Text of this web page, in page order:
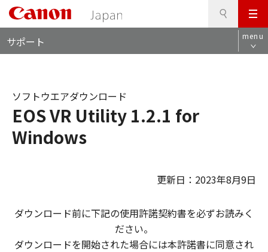
メ
ニ
ュ
サポート menu
EOS VR Utility 1.2.1 for
Windows
ソフトウエアダウンロード
更新日：2023年8月9日
ダウンロード前に下記の使用許諾契約書を必ずお読みく
ださい。
ダウンロードを開始された場合には本許諾書に同意され